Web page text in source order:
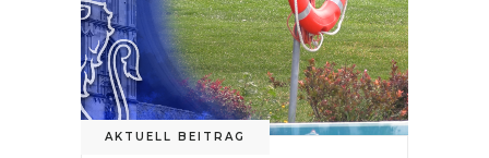
AKTUELL BEITRAG